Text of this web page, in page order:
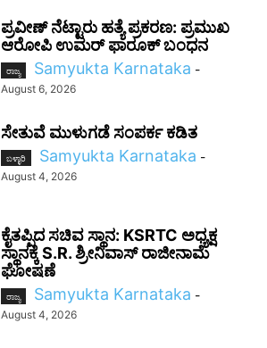
ಪ್ರವೀಣ್ ನೆಟ್ಟಾರು ಹತ್ಯೆ ಪ್ರಕರಣ: ಪ್ರಮುಖ
ಆರೋಪಿ ಉಮರ್ ಫಾರೂಕ್ ಬಂಧನ
ರಾಜ್ಯ Samyukta Karnataka -
August 6, 2026
ಸೇತುವೆ ಮುಳುಗಡೆ ಸಂಪರ್ಕ ಕಡಿತ
ಬಳ್ಳಾರಿ Samyukta Karnataka -
August 4, 2026
ಕೈತಪ್ಪಿದ ಸಚಿವ ಸ್ಥಾನ: KSRTC ಅಧ್ಯಕ್ಷ
ಸ್ಥಾನಕ್ಕೆ S.R. ಶ್ರೀನಿವಾಸ್ ರಾಜೀನಾಮೆ
ಘೋಷಣೆ
ರಾಜ್ಯ Samyukta Karnataka -
August 4, 2026